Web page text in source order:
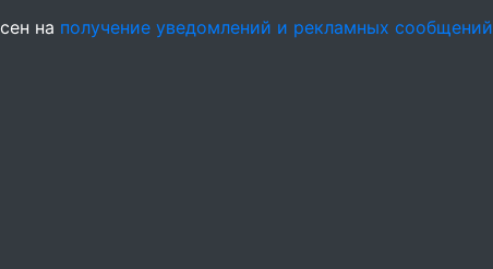
на получение уведомлений и рекламных сообщений